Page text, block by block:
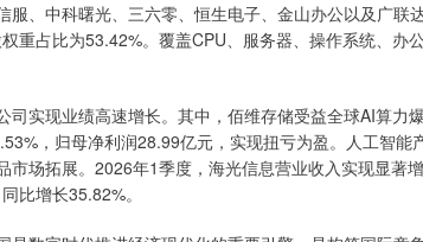
服、中科曙光、三六零、恒生电子、金山办公以及广联
重占比为53.42%。覆盖CPU、服务器、操作系统、办
实现业绩高速增长。其中，佰维存储受益全球AI算力
，归母净利润28.99亿元，实现扭亏为盈。人工智能
市场拓展。2026年1季度，海光信息营业收入实现显著
比增长35.82%。